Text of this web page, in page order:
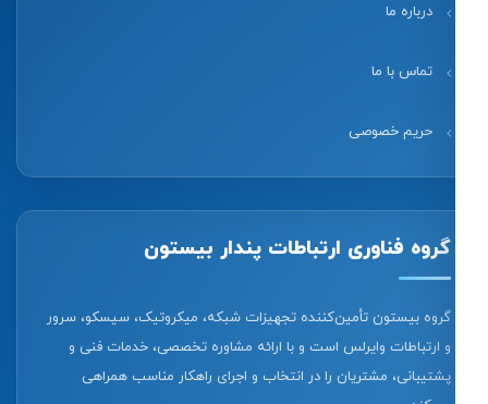
درباره ما
تماس با ما
حریم خصوصی
گروه فناوری ارتباطات پندار بیستون
گروه بیستون تأمین‌کننده تجهیزات شبکه، میکروتیک، سیسکو، سرور
و ارتباطات وایرلس است و با ارائه مشاوره تخصصی، خدمات فنی و
پشتیبانی، مشتریان را در انتخاب و اجرای راهکار مناسب همراهی